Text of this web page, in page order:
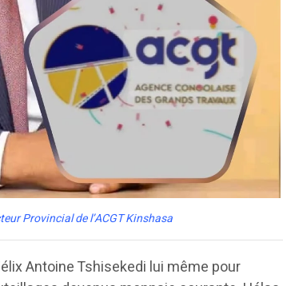
Provincial de l’ACGT Kinshasa
Antoine Tshisekedi lui même pour